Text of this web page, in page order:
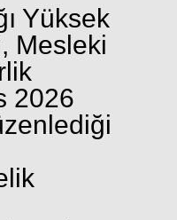
Yüksek
Mesleki
2026